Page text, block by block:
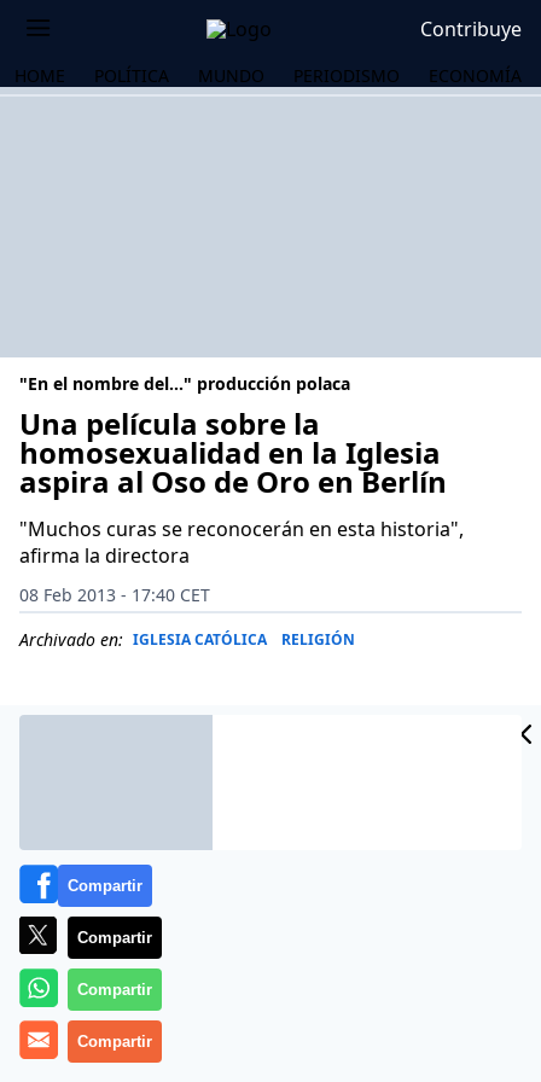
Contribuye
HOME POLÍTICA MUNDO PERIODISMO ECONOMÍA
"En el nombre del..." producción polaca
Una película sobre la
homosexualidad en la Iglesia
aspira al Oso de Oro en Berlín
"Muchos curas se reconocerán en esta historia",
afirma la directora
08 Feb 2013 - 17:40 CET
Archivado en: IGLESIA CATÓLICA RELIGIÓN
El filme de la realizadora polaca Malgoska Szumowska,
«En el nombre del…
Compartir
Compartir
Compartir
Compartir